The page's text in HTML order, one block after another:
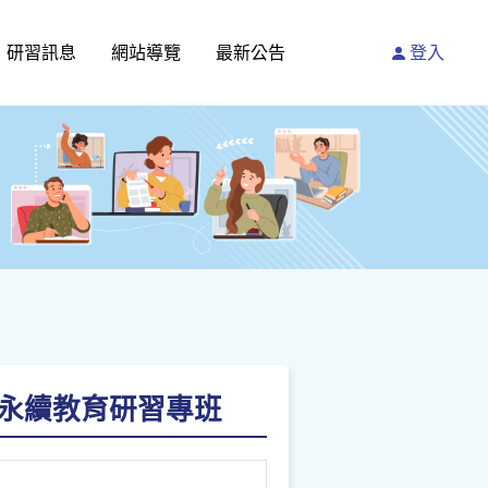
研習訊息 網站導覽 最新公告 登入
續教育研習專班